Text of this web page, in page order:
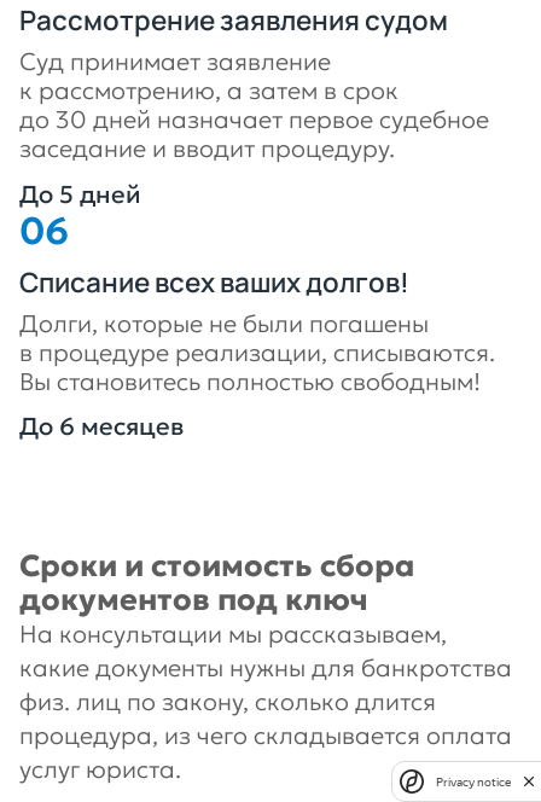
Рассмотрение заявления судом
Суд принимает заявление
к рассмотрению, а затем в срок
до 30 дней назначает первое судебное
заседание и вводит процедуру.
До 5 дней
Списание всех ваших долгов!
Долги, которые не были погашены
в процедуре реализации, списываются.
Вы становитесь полностью свободным!
До 6 месяцев
Сроки и стоимость сбора
документов под ключ
На консультации мы рассказываем,
какие документы нужны для банкротства
физ. лиц по закону, сколько длится
процедура, из чего складывается оплата
услуг юриста.
Privacy notice